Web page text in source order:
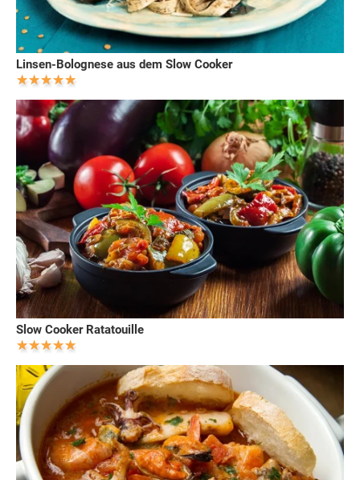
Linsen-Bolognese aus dem Slow Cooker
Slow Cooker Ratatouille